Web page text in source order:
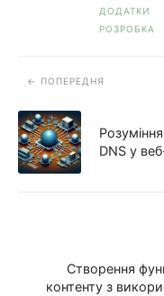
ДОДАТКИ
РОЗРОБКА
ПОПЕРЕДНЯ
DNS у
Створення
контенту з